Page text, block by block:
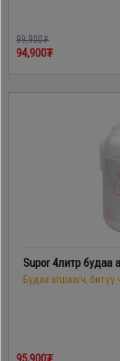
99,900₮
94,900₮
Будаа агшаагч, битүү